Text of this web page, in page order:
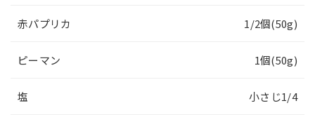
赤パプリカ 1/2個(50g)
ピーマン 1個(50g)
塩 小さじ1/4